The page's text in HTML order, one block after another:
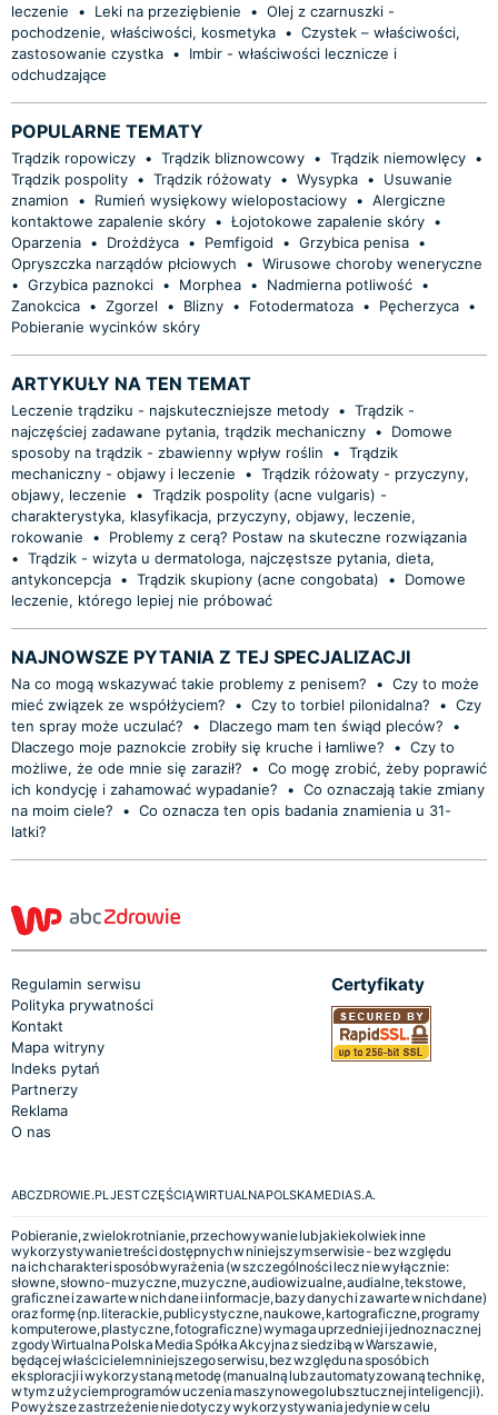
leczenie
• Leki na przeziębienie • Olej z czarnuszki -
pochodzenie, właściwości, kosmetyka • Czystek – właściwości,
zastosowanie czystka •
Imbir - właściwości lecznicze i
odchudzające
POPULARNE TEMATY
Trądzik ropowiczy • Trądzik bliznowcowy • Trądzik niemowlęcy •
Trądzik pospolity • Trądzik różowaty • Wysypka •
Usuwanie
znamion
• Rumień wysiękowy wielopostaciowy • Alergiczne
kontaktowe zapalenie skóry • Łojotokowe zapalenie skóry •
Oparzenia • Drożdżyca • Pemfigoid • Grzybica penisa •
Opryszczka narządów płciowych
• Wirusowe choroby weneryczne
• Grzybica paznokci • Morphea • Nadmierna potliwość •
Zanokcica • Zgorzel • Blizny • Fotodermatoza • Pęcherzyca •
Pobieranie wycinków skóry
ARTYKUŁY NA TEN TEMAT
Leczenie trądziku - najskuteczniejsze metody • Trądzik -
najczęściej zadawane pytania, trądzik mechaniczny •
Domowe
sposoby na trądzik - zbawienny wpływ roślin
• Trądzik
mechaniczny - objawy i leczenie
• Trądzik różowaty - przyczyny,
objawy, leczenie
• Trądzik pospolity (acne vulgaris) -
charakterystyka, klasyfikacja, przyczyny, objawy, leczenie,
rokowanie
•
Problemy z cerą? Postaw na skuteczne rozwiązania
• Trądzik - wizyta u dermatologa, najczęstsze pytania, dieta,
antykoncepcja • Trądzik skupiony (acne congobata) •
Domowe
leczenie, którego lepiej nie próbować
NAJNOWSZE PYTANIA Z TEJ SPECJALIZACJI
Na co mogą wskazywać takie problemy z penisem? • Czy to może
mieć związek ze współżyciem?
• Czy to torbiel pilonidalna? • Czy
ten spray może uczulać?
• Dlaczego mam ten świąd pleców?
•
Dlaczego moje paznokcie zrobiły się kruche i łamliwe?
• Czy to
możliwe, że ode mnie się zaraził?
• Co mogę zrobić, żeby poprawić
ich kondycję i zahamować wypadanie?
• Co oznaczają takie zmiany
na moim ciele?
• Co oznacza ten opis badania znamienia u 31-
latki?
Regulamin serwisu
Polityka prywatności
Kontakt
Mapa witryny
Indeks pytań
Partnerzy
Reklama
O nas
Certyfikaty
ABCZDROWIE.PL JEST CZĘŚCIĄ WIRTUALNA POLSKA MEDIA S.A.
Pobieranie, zwielokrotnianie, przechowywanie lub jakiekolwiek inne
wykorzystywanie treści dostępnych w niniejszym serwisie - bez względu
na ich charakter i sposób wyrażenia (w szczególności lecz nie wyłącznie:
słowne, słowno-muzyczne, muzyczne, audiowizualne, audialne, tekstowe,
graficzne i zawarte w nich dane i informacje, bazy danych i zawarte w nich dane)
oraz formę (np. literackie, publicystyczne, naukowe, kartograficzne, programy
komputerowe, plastyczne, fotograficzne) wymaga uprzedniej i jednoznacznej
zgody Wirtualna Polska Media Spółka Akcyjna z siedzibą w Warszawie,
będącej właścicielem niniejszego serwisu, bez względu na sposób ich
eksploracji i wykorzystaną metodę (manualną lub zautomatyzowaną technikę,
w tym z użyciem programów uczenia maszynowego lub sztucznej inteligencji).
Powyższe zastrzeżenie nie dotyczy wykorzystywania jedynie w celu